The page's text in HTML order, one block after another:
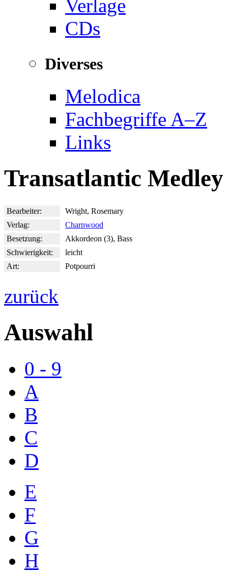
Verlage
CDs
Diverses
Melodica
Fachbegriffe A–Z
Links
Transatlantic Medley
Bearbeiter:
Wright, Rosemary
Verlag:
Charnwood
Besetzung:
Akkordeon (3), Bass
Schwierigkeit:
leicht
Art:
Potpourri
zurück
Auswahl
0 - 9
A
B
C
D
E
F
G
H